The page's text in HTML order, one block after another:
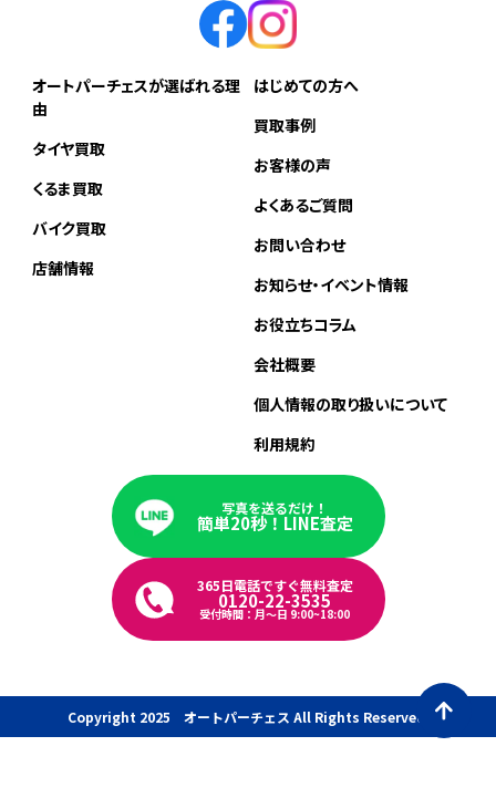
オートパーチェスが選ばれる理
由
タイヤ買取
くるま買取
バイク買取
店舗情報
はじめての方へ
買取事例
お客様の声
よくあるご質問
お問い合わせ
お知らせ・イベント情報
お役立ちコラム
会社概要
個人情報の取り扱いについて
利用規約
写真を送るだけ！
簡単20秒！LINE査定
365日電話ですぐ無料査定
0120-22-3535
受付時間：月〜日 9:00~18:00
Copyright 2025 オートパーチェス All Rights Reserved.